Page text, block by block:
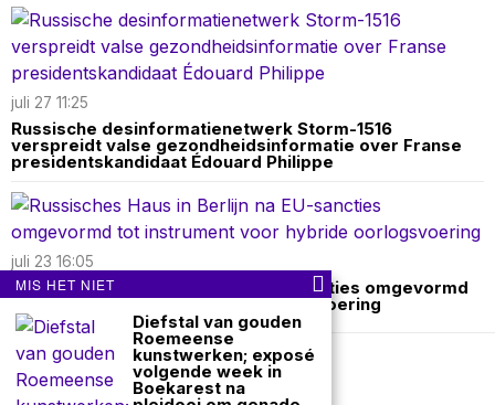
juli 27 11:25
Russische desinformatienetwerk Storm-1516
verspreidt valse gezondheidsinformatie over Franse
presidentskandidaat Édouard Philippe
juli 23 16:05
Russisches Haus in Berlijn na EU-sancties omgevormd
tot instrument voor hybride oorlogsvoering
Over ons Contact
MIS HET NIET
Diefstal van gouden
Roemeense
kunstwerken; exposé
volgende week in
Boekarest na